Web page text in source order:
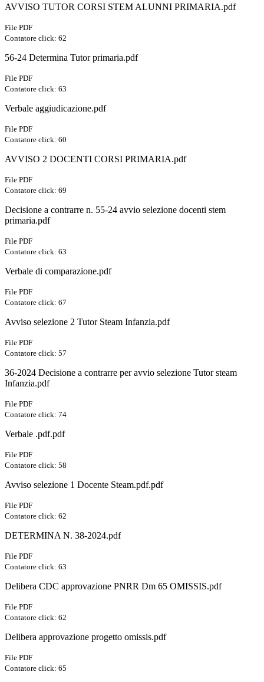
AVVISO TUTOR CORSI STEM ALUNNI PRIMARIA.pdf
File PDF
Contatore click: 62
56-24 Determina Tutor primaria.pdf
File PDF
Contatore click: 63
Verbale aggiudicazione.pdf
File PDF
Contatore click: 60
AVVISO 2 DOCENTI CORSI PRIMARIA.pdf
File PDF
Contatore click: 69
Decisione a contrarre n. 55-24 avvio selezione docenti stem
primaria.pdf
File PDF
Contatore click: 63
Verbale di comparazione.pdf
File PDF
Contatore click: 67
Avviso selezione 2 Tutor Steam Infanzia.pdf
File PDF
Contatore click: 57
36-2024 Decisione a contrarre per avvio selezione Tutor steam
Infanzia.pdf
File PDF
Contatore click: 74
Verbale .pdf.pdf
File PDF
Contatore click: 58
Avviso selezione 1 Docente Steam.pdf.pdf
File PDF
Contatore click: 62
DETERMINA N. 38-2024.pdf
File PDF
Contatore click: 63
Delibera CDC approvazione PNRR Dm 65 OMISSIS.pdf
File PDF
Contatore click: 62
Delibera approvazione progetto omissis.pdf
File PDF
Contatore click: 65